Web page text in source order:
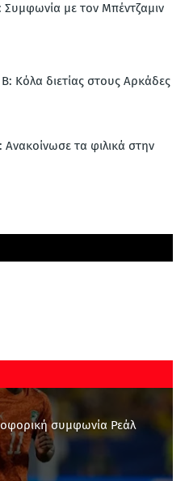
Συμφωνία με τον Μπέντζαμιν
Κόλα διετίας στους Αρκάδες
τα φιλικά στην
συμφωνία Ρεάλ